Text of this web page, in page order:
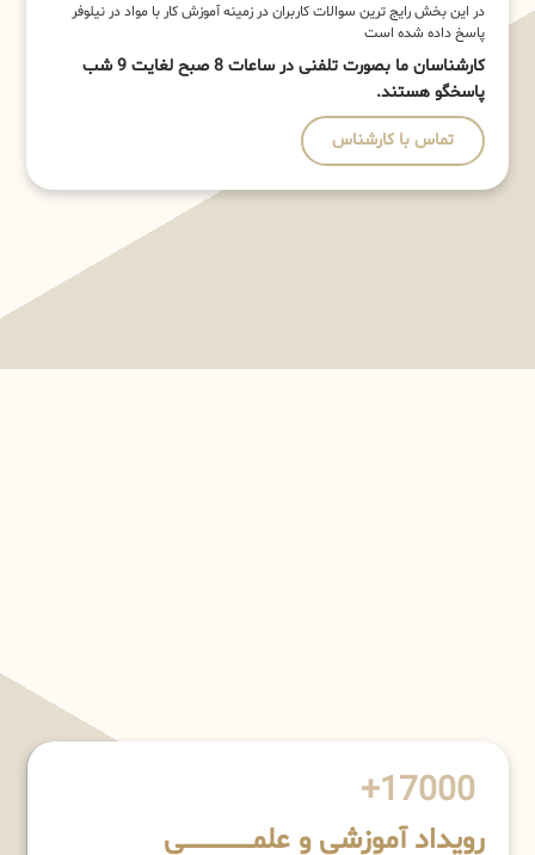
در این بخش رایج ترین سوالات کاربران در زمینه آموزش کار با مواد در نیلوفر
پاسخ داده شده است
کارشناسان ما بصورت تلفنی در ساعات 8 صبح لغایت 9 شب
پاسخگو هستند.
تماس با کارشناس
17000+
رویداد آموزشی و علمـــــــــــــــــــی